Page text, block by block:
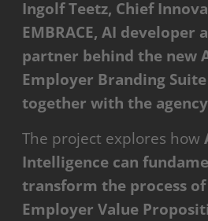
Ingolf Teetz, Chief
EMBRACE, AI developer
partner behind the new
Employer Branding
together with the
The project explores how
Intelligence can
transform the process
Employer Value